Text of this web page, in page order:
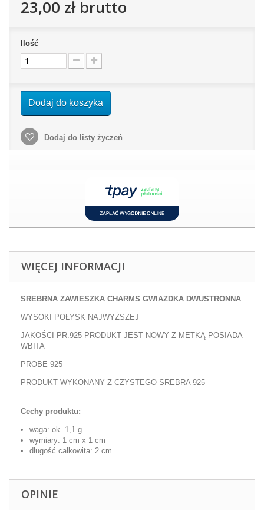
23,00 złbrutto
Ilość
Dodaj do koszyka
Dodaj do listy życzeń
WIĘCEJ INFORMACJI
SREBRNA ZAWIESZKA CHARMS GWIAZDKA DWUSTRONNA
WYSOKI POŁYSK NAJWYŻSZEJ
JAKOŚCI PR.925 PRODUKT JEST NOWY Z METKĄ POSIADA
WBITA
PROBE 925
PRODUKT WYKONANY Z CZYSTEGO SREBRA 925
Cechy produktu:
waga: ok. 1,1 g
wymiary: 1 cm x 1 cm
długość całkowita: 2 cm
OPINIE